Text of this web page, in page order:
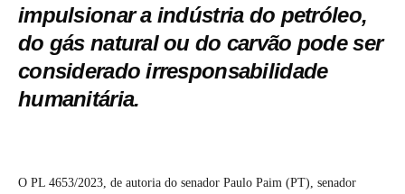
impulsionar a indústria do petróleo,
do gás natural ou do carvão pode ser
considerado irresponsabilidade
humanitária.
O PL 4653/2023, de autoria do senador Paulo Paim (PT), senador